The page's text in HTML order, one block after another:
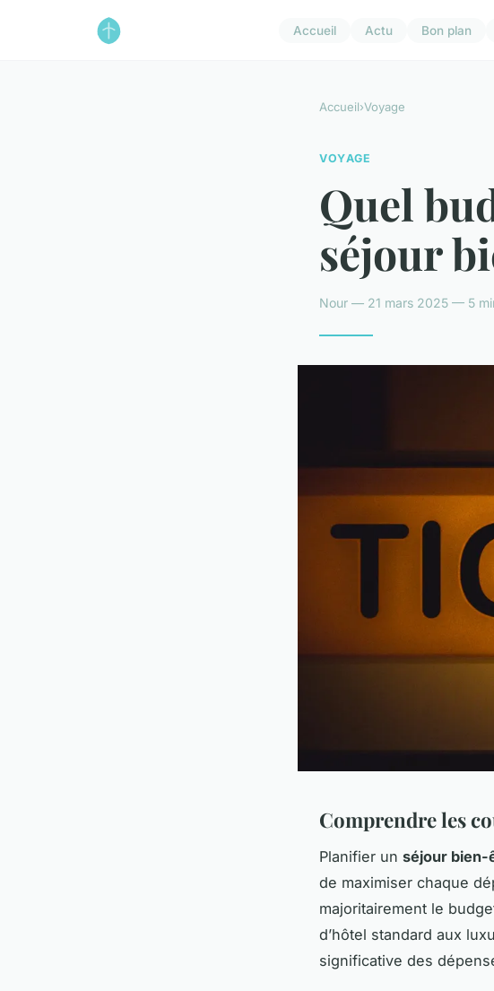
Accueil Actu Bon plan
Accueil›Voyage
VOYAGE
Quel
séjour
Nour — 21 mars 2025 — 5
Comprendre les
Planifier un séjour bien-
de maximiser chaque
majoritairement le
d’hôtel standard aux
significative des